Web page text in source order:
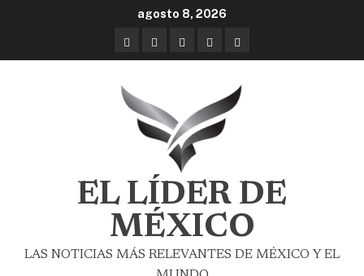
agosto 8, 2026
EL LÍDER DE
MÉXICO
LAS NOTICIAS MÁS RELEVANTES DE MÉXICO Y EL